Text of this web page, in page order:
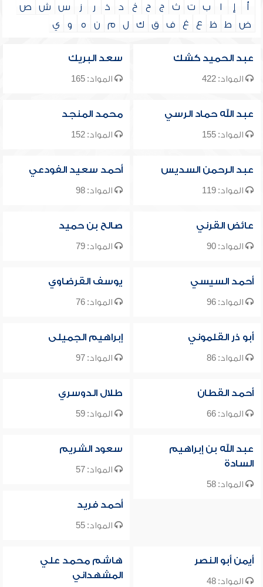
أ إ ا ب ت ث ج ح خ د ذ ر ز س ش
ص
ض
ط ظ ع غ ف ق ك ل م ن ه و ي
عبد الحميد كشك
المواد: 422
سعد البريك
المواد: 165
عبد الله حماد الرسي
المواد: 155
محمد المنجد
المواد: 152
عبد الرحمن السديس
المواد: 119
أحمد سعيد الفودعي
المواد: 98
عائض القرني
المواد: 90
صالح بن حميد
المواد: 79
أحمد السيسي
المواد: 96
يوسف القرضاوي
المواد: 76
أبو ذر القلموني
المواد: 86
إبراهيم الجميلى
المواد: 97
أحمد القطان
المواد: 66
طلال الدوسري
المواد: 59
عبد الله بن إبراهيم
السادة
المواد: 58
سعود الشريم
المواد: 57
أحمد فريد
المواد: 55
أيمن أبو النصر
المواد: 48
هاشم محمد علي
المشهداني